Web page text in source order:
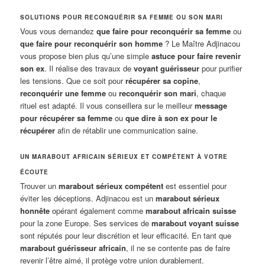
SOLUTIONS POUR RECONQUÉRIR SA FEMME OU SON MARI
Vous vous demandezque faire pour reconquérir sa femme ou
que faire pour reconquérir son homme ? Le Maître Adjinacou
vous propose bien plus qu’une simpleastuce pour faire revenir
son ex. Il réalise des travaux devoyant guérisseur pour purifier
les tensions. Que ce soit pourrécupérer sa copine,
reconquérir une femme oureconquérir son mari, chaque
rituel est adapté. Il vous conseillera sur le meilleurmessage
pour récupérer sa femme ouque dire à son ex pour le
récupérer afin de rétablir une communication saine.
UN MARABOUT AFRICAIN SÉRIEUX ET COMPÉTENT À VOTRE
ÉCOUTE
Trouver unmarabout sérieux compétent est essentiel pour
éviter les déceptions. Adjinacou est unmarabout sérieux
honnête opérant également commemarabout africain suisse
pour la zone Europe. Ses services demarabout voyant suisse
sont réputés pour leur discrétion et leur efficacité. En tant que
marabout guérisseur africain, il ne se contente pas de faire
revenir l’être aimé, il protège votre union durablement.